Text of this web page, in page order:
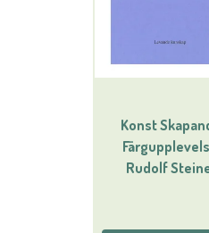
Konst
Rudolf